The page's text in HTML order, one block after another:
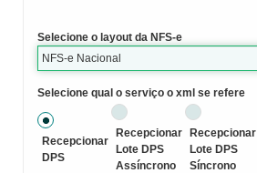
Selecione o layout da NFS-e
NFS-e Nacional
Selecione qual o serviço o xml se refere
Recepcionar
DPS
Recepcionar
Lote DPS
Assíncrono
Recepcionar
Lote DPS
Síncrono